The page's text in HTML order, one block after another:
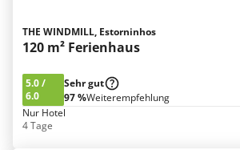
THE WINDMILL, Estorninhos
120 m² Ferienhaus
5.0/
6.0
Sehr gut
97 %Weiterempfehlung
Nur Hotel
4 Tage